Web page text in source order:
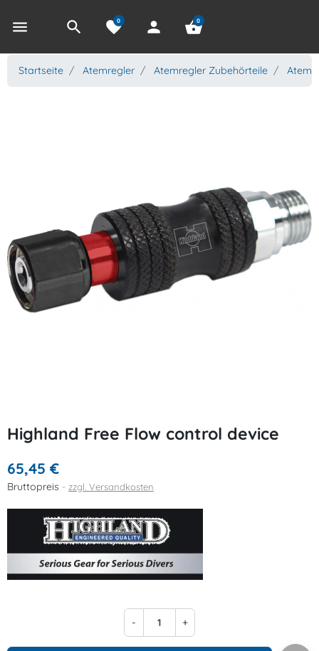
menu search favorite
0 person shopping_basket
0
Startseite Atemregler Atemregler Zubehörteile
Highland Free Flow control device
65,45 €
Bruttopreis zzgl. Versandkosten
- +